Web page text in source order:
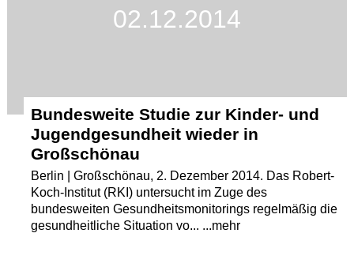
02.12.2014
Bundesweite Studie zur Kinder- und
Jugendgesundheit wieder in
Großschönau
Berlin | Großschönau, 2. Dezember 2014. Das Robert-
Koch-Institut (RKI) untersucht im Zuge des
bundesweiten Gesundheitsmonitorings regelmäßig die
gesundheitliche Situation vo... ...mehr